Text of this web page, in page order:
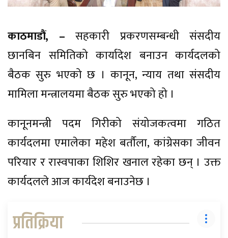
काठमाडौं, – सहकारी प्रकरणसम्बन्धी संसदीय
छानबिन समितिको कार्यादेश बनाउन कार्यदलको
बैठक सुरु भएको छ । कानून, न्याय तथा संसदीय
मामिला मन्त्रालयमा बैठक सुरु भएको हो ।
कानूनमन्त्री पदम गिरीको संयोजकत्वमा गठित
कार्यदलमा एमालेका महेश बर्तौला, कांग्रेसका जीवन
परियार र रास्वपाका शिशिर खनाल रहेका छन् । उक्त
कार्यदलले आज कार्यदेश बनाउनेछ ।
प्रतिक्रिया